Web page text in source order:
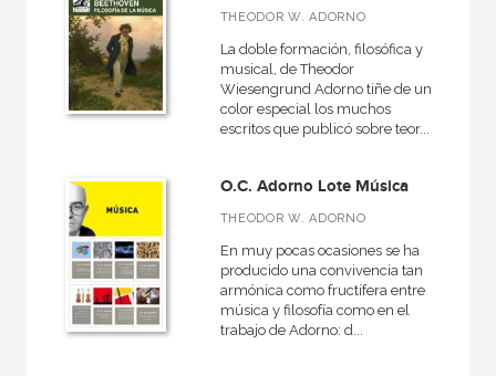
Historia de la música
NUESTRAS COLECCIONES
Básica de Bolsillo  Adorno. Obra completa
Fundamentos
Música
Música, didáctica de la
THEODOR W. ADORNO
La doble formación, filosófica y
musical, de Theodor
Wiesengrund Adorno tiñe de un
color especial los muchos
escritos que publicó sobre teor...
O.C. Adorno Lote Música
THEODOR W. ADORNO
En muy pocas ocasiones se ha
producido una convivencia tan
armónica como fructífera entre
música y filosofía como en el
trabajo de Adorno: d...